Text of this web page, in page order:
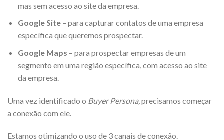
mas sem acesso ao site da empresa.
Google Site – para capturar contatos de uma empresa
específica que queremos prospectar.
Google Maps – para prospectar empresas de um
segmento em uma região específica, com acesso ao site
da empresa.
Uma vez identificado o Buyer Persona, precisamos começar
a conexão com ele.
Estamos otimizando o uso de 3 canais de conexão.